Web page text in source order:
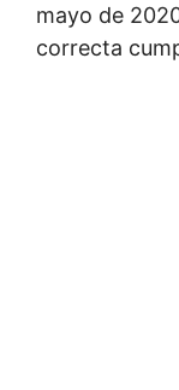
mayo de
correcta